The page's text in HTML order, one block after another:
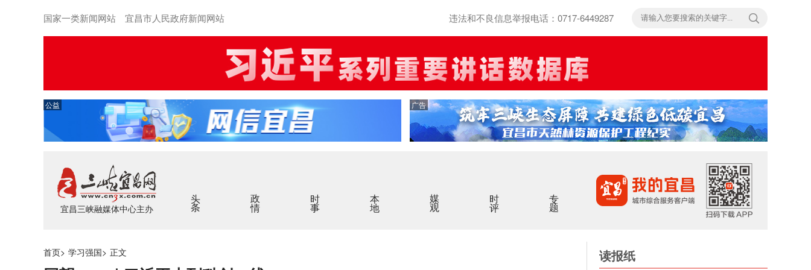
国家一类新闻网站 宜昌市人民政府新闻网站 违法和不良信息举报电话：0717-6449287
公益 广告
宜昌三峡融媒体中心主办
头条 政情 时事 本地 媒观 时评 专题
首页> 学习强国> 正文 读报纸